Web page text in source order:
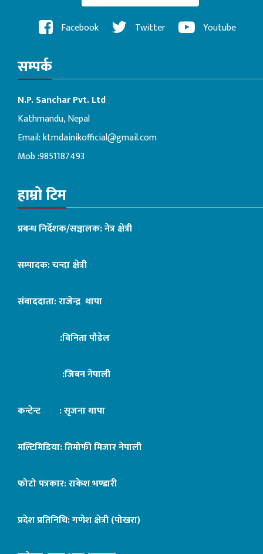
Facebook Twitter Youtube
सम्पर्क
N.P. Sanchar Pvt. Ltd
Kathmandu, Nepal
Email:ktmdainikofficial@gmail.com
Mob :9851187493
हाम्रो टिम
प्रबन्ध निर्देशक/सञ्चालक: नेत्र क्षेत्री
सम्पादक: चन्दा क्षेत्री
संवाददाता: राजेन्द्र थापा
:बिनिता पौडेल
:जिबन नेपाली
कन्टेन्ट : सृजना थापा
मल्टिमिडिया: तिमोफी मिजार नेपाली
फोटो पत्रकार: राकेश भण्डारी
प्रदेश प्रतिनिधि: गणेश क्षेत्री (पोखरा)